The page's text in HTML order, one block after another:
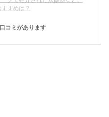
すめは？
コミがあります